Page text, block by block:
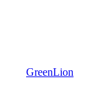
GreenLion